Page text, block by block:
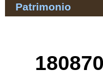
Patrimonio